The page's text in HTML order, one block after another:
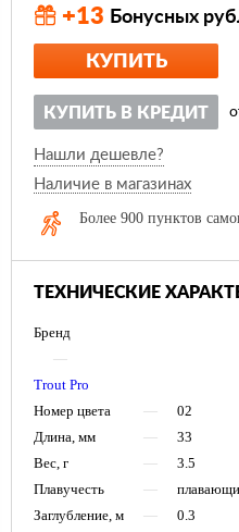
+13 Бонусных
КУПИТЬ
КУПИТЬ В КРЕДИТ
Нашли дешевле?
Наличие в магазинах
Более 900 пунктов
ТЕХНИЧЕСКИЕ
Бренд
—
Trout Pro
Номер цвета
—
02
Длина, мм
—
33
Вес, г
—
3.5
Плавучесть
—
Заглубление, м
—
0.3